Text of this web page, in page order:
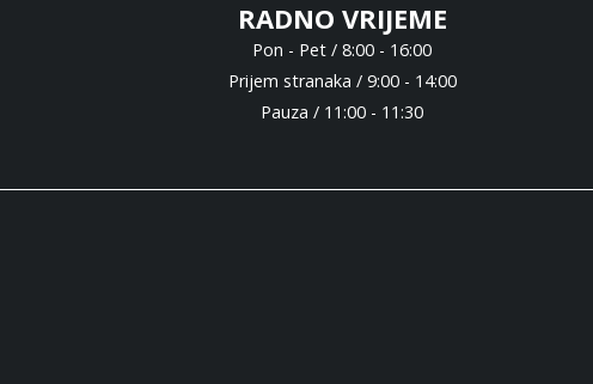
RADNO VRIJEME
Pon - Pet / 8:00 - 16:00
Prijem stranaka / 9:00 - 14:00
Pauza / 11:00 - 11:30